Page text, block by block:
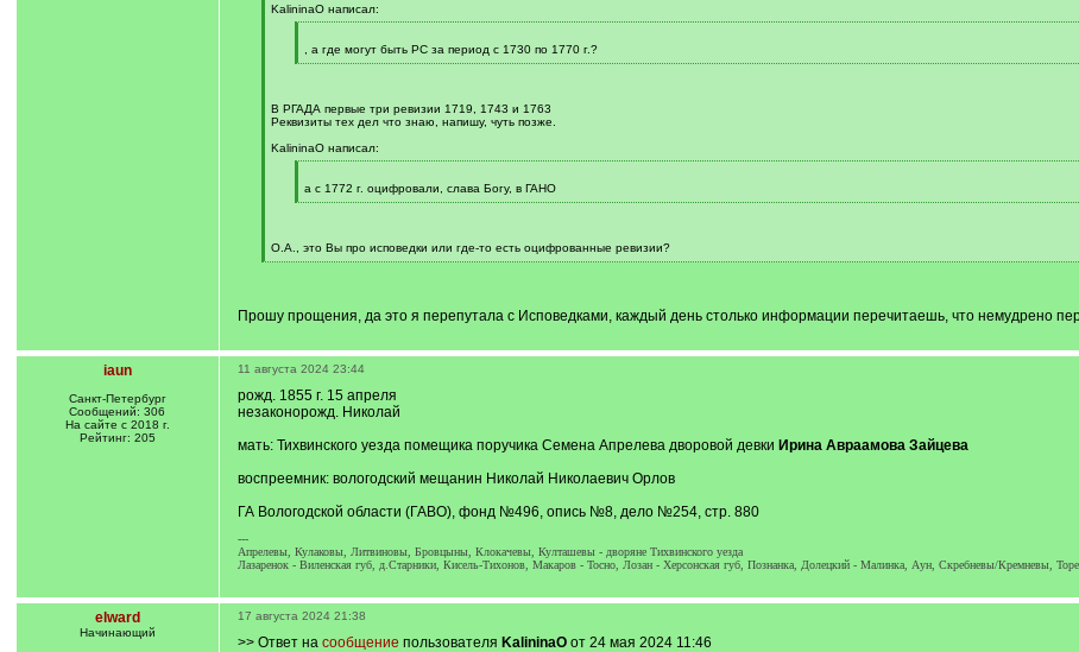
q
KalininaO написал:
]
, а где могут быть РС за период с 1730 по 1770 г.?
[
В РГАДА первые три ревизии 1719, 1743 и 1763
Реквизиты тех дел что знаю, напишу, чуть позже.
KalininaO написал:
q
]
а с 1772 г. оцифровали, слава Богу, в ГАНО
[
О.А., это Вы про исповедки или где-то есть оцифрованные ревизии?
[
Прошу прощения, да это я перепутала с Исповедками, каждый день столько информации перечитаешь, что немудрено
iaun
Санкт-Петербург
Сообщений: 306
На сайте с 2018 г.
Рейтинг: 205
11 августа 2024 23:44
рожд. 1855 г. 15 апреля
незаконорожд. Николай
мать: Тихвинского уезда помещика поручика Семена Апрелева дворовой девки Ирина Авраамова Зайцева
воспреемник: вологодский мещанин Николай Николаевич Орлов
ГА Вологодской области (ГАВО), фонд №496, опись №8, дело №254, стр. 880
---
Апрелевы, Кулаковы, Литвиновы, Бровцыны, Клокачевы, Култашевы - дворяне Тихвинского уезда
Лазаренок - Виленская губ, д.Старники, Кисель-Тихонов, Макаров - Тосно, Лозан - Херсонская губ, Познанка, Долецкий - Малинка, Аун, Скребневы/Кремневы,
elward
Начинающий
17 августа 2024 21:38
>> Ответ на сообщение пользователя KalininaOот 24 мая 2024 11:46